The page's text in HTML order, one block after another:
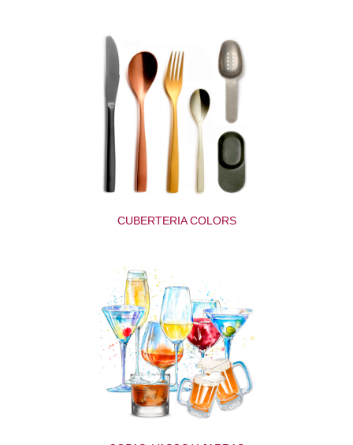
CUBERTERIA COLORS